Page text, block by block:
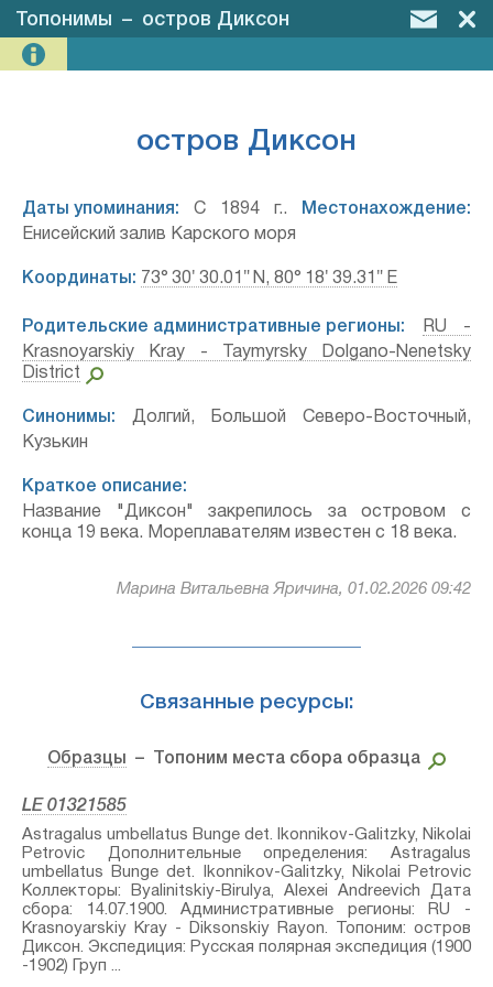
Топонимы – остров Диксон
остров Диксон
Даты упоминания: С 1894 г..
Местонахождение:
Енисейский залив Карского моря
Координаты: 73° 30′ 30.01″ N, 80° 18′ 39.31″ E
Родительские административные регионы:
RU -
Krasnoyarskiy Kray - Taymyrsky Dolgano-Nenetsky
District
Синонимы: Долгий, Большой Северо-Восточный,
Кузькин
Краткое описание:
Название "Диксон" закрепилось за островом с
конца 19 века. Мореплавателям известен с 18 века.
Марина Витальевна Яричина, 01.02.2026 09:42
Связанные ресурсы:
Образцы – Топоним места сбора образца
LE 01321585
Astragalus umbellatus Bunge⁣ det. Ikonnikov-Galitzky, Nikolai
Petrovic Дополнительные определения: Astragalus
umbellatus Bunge⁣ det. Ikonnikov-Galitzky, Nikolai Petrovic
Коллекторы: Byalinitskiy-Birulya, Alexei Andreevich Дата
сбора: 14.07.1900. Административные регионы: RU -
Krasnoyarskiy Kray - Diksonskiy Rayon. Топоним: остров
Диксон. Экспедиция: Русская полярная экспедиция (1900
-1902) Груп ...